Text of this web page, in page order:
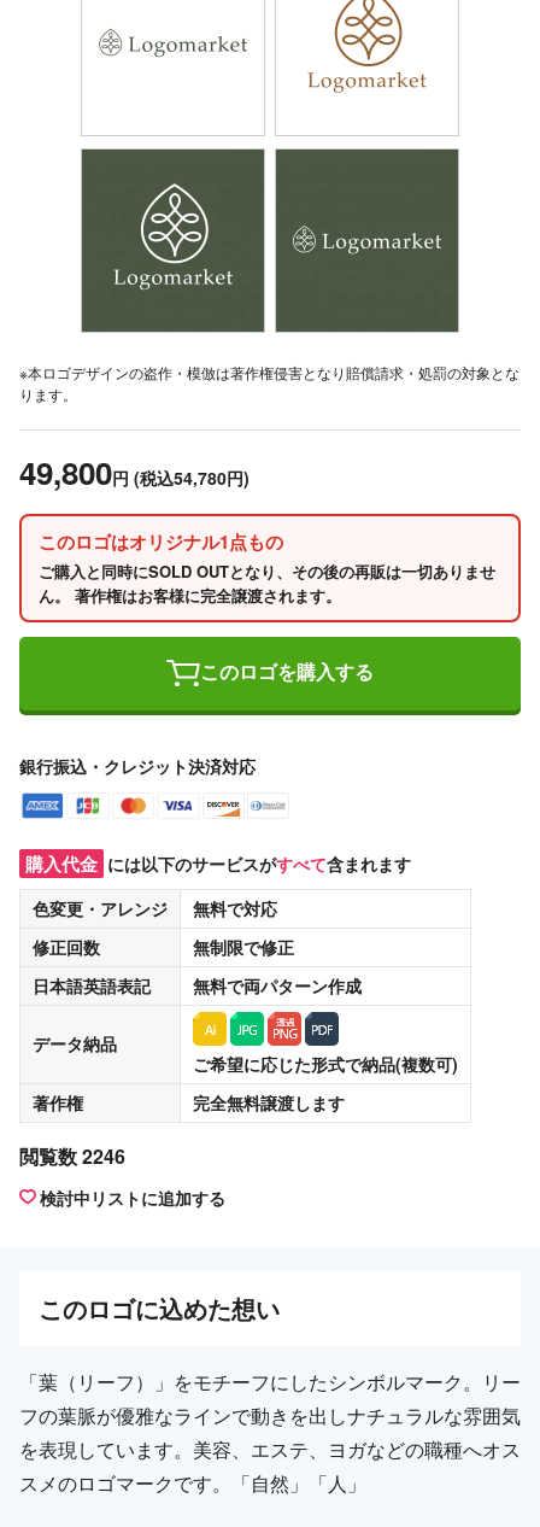
※本ロゴデザインの盗作・模倣は著作権侵害となり賠償請求・処罰の対象とな
ります。
49,800円 (税込54,780円)
このロゴはオリジナル1点もの
ご購入と同時にSOLD OUTとなり、その後の再販は一切ありませ
ん。 著作権はお客様に完全譲渡されます。
このロゴを購入する
銀行振込・クレジット決済対応
購入代金 には以下のサービスがすべて含まれます
色変更・アレンジ
無料で対応
修正回数
無制限で修正
日本語英語表記
無料で両パターン作成
データ納品
ご希望に応じた形式で納品(複数可)
著作権
完全無料譲渡します
閲覧数 2246
検討中リストに追加する
このロゴに込めた想い
「葉（リーフ）」をモチーフにしたシンボルマーク。リー
フの葉脈が優雅なラインで動きを出しナチュラルな雰囲気
を表現しています。美容、エステ、ヨガなどの職種へオス
スメのロゴマークです。「自然」「人」